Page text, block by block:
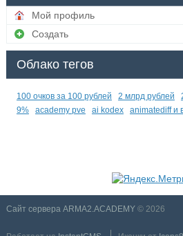
Мой профиль
Создать
Облако тегов
100 очков за 100 рублей 2 млрд рублей
9%
academy pve ai kodex animatediff и
Сайт сервера ARMA2.ACADEMY© 2026